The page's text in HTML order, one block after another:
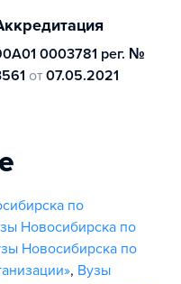
0003781 рег. №
от 07.05.2021
по
Новосибирска по
Новосибирска по
, Вузы